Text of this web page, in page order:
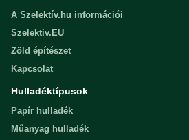
A Szelektív.hu információi
Szelektiv.EU
Zöld építészet
Kapcsolat
Hulladéktípusok
Papír hulladék
Műanyag hulladék